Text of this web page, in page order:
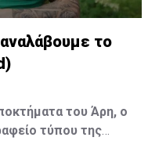
το
του Άρη, ο
τύπου της